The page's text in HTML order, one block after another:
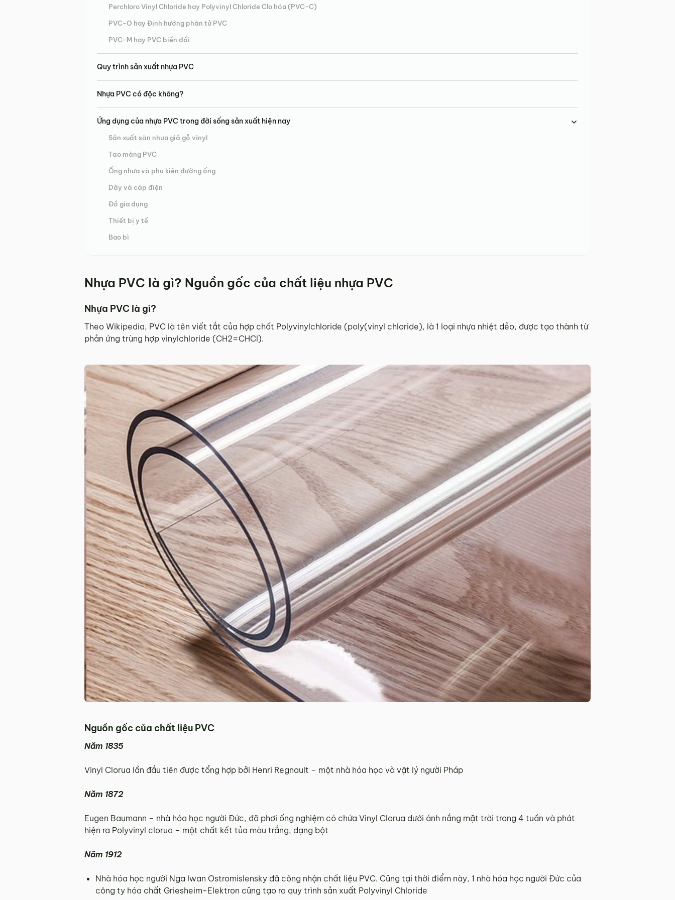
Perchloro Vinyl Chloride hay Polyvinyl Chloride Clo hóa (PVC-C)
PVC-O hay Định hướng phân tử PVC
PVC-M hay PVC biến đổi
Quy trình sản xuất nhựa PVC
Nhựa PVC có độc không?
Ứng dụng của nhựa PVC trong đời sống sản xuất hiện nay
Sản xuất sàn nhựa giả gỗ vinyl
Tạo màng PVC
Ống nhựa và phụ kiện đường ống
Dây và cáp điện
Đồ gia dụng
Thiết bị y tế
Bao bì
Nhựa PVC là gì? Nguồn gốc của chất liệu nhựa PVC
Nhựa PVC là gì?
Theo Wikipedia, PVC là tên viết tắt của hợp chất Polyvinylchloride (poly(vinyl chloride), là 1 loại nhựa nhiệt dẻo, được tạo thành từ
phản ứng trùng hợp vinylchloride (CH2=CHCl).
Nguồn gốc của chất liệu PVC
Năm 1835
Vinyl Clorua lần đầu tiên được tổng hợp bởi Henri Regnault – một nhà hóa học và vật lý người Pháp
Năm 1872
Eugen Baumann – nhà hóa học người Đức, đã phơi ống nghiệm có chứa Vinyl Clorua dưới ánh nắng mặt trời trong 4 tuần và phát
hiện ra Polyvinyl clorua – một chất kết tủa màu trắng, dạng bột
Năm 1912
Nhà hóa học người Nga Iwan Ostromislensky đã công nhận chất liệu PVC. Cũng tại thời điểm này, 1 nhà hóa học người Đức của
công ty hóa chất Griesheim-Elektron cũng tạo ra quy trình sản xuất Polyvinyl Chloride